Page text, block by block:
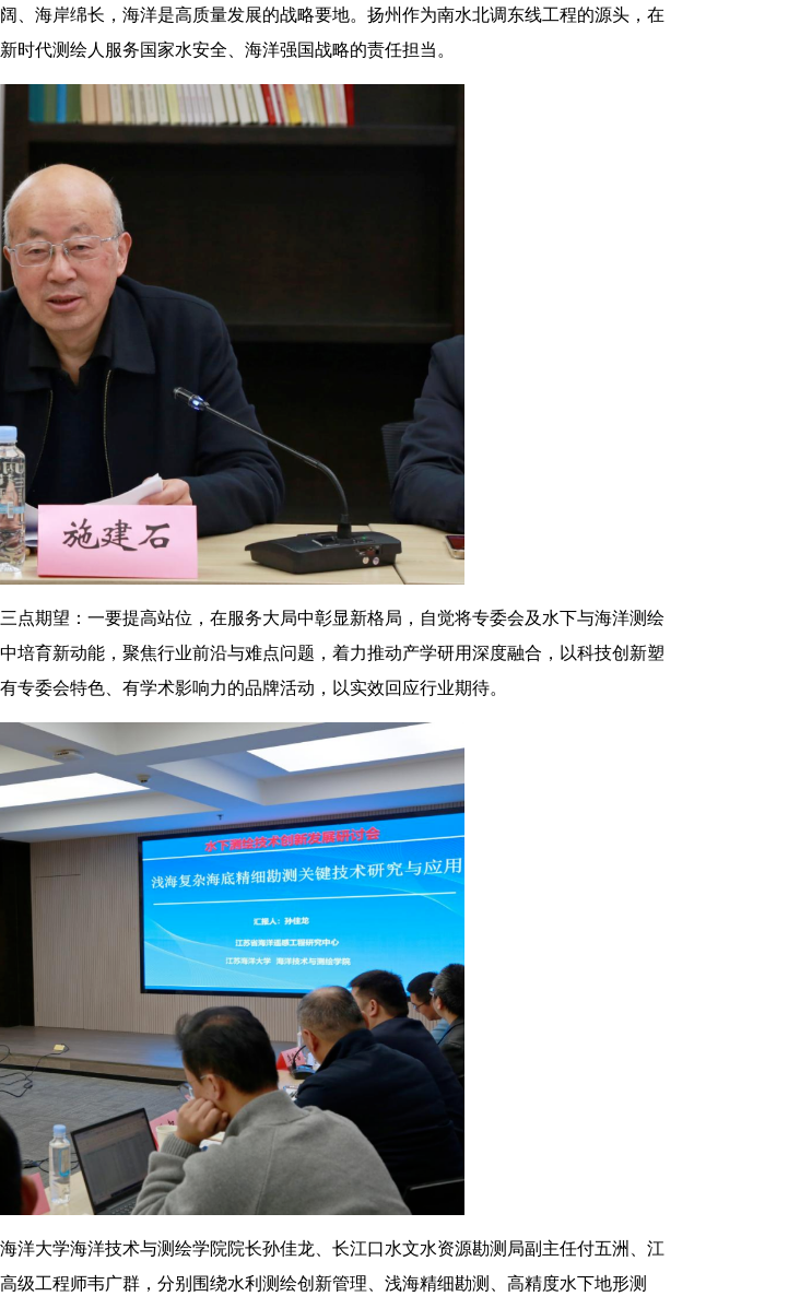
、海岸绵长，海洋是高质量发展的战略要地。扬州作为南水北调东线工程的源头，在
代测绘人服务国家水安全、海洋强国战略的责任担当。
点期望：一要提高站位，在服务大局中彰显新格局，自觉将专委会及水下与海洋测绘
培育新动能，聚焦行业前沿与难点问题，着力推动产学研用深度融合，以科技创新塑
委会特色、有学术影响力的品牌活动，以实效回应行业期待。
洋大学海洋技术与测绘学院院长孙佳龙、长江口水文水资源勘测局副主任付五洲、江
工程师韦广群，分别围绕水利测绘创新管理、浅海精细勘测、高精度水下地形测